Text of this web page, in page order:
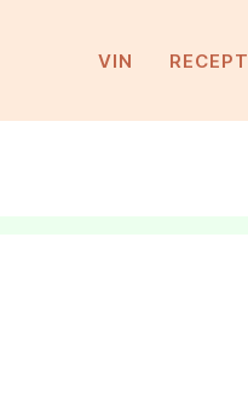
VIN RECEPT